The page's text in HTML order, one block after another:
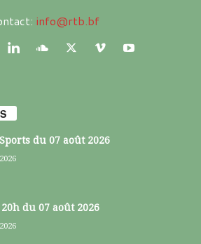
info@rtb.bf
du 07 août 2026
20h du 07 août 2026